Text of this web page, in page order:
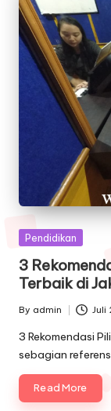
Posted
Pendidikan
3
Terbaik di
Posted
by
By admin Juli
3 Rekomendasi
sebagian
Read More